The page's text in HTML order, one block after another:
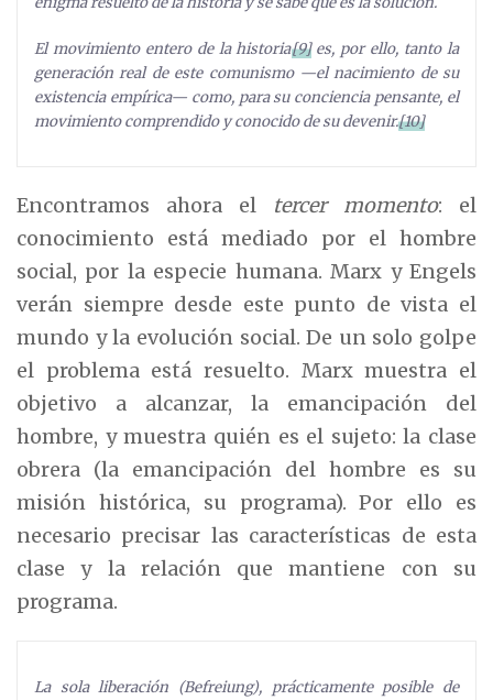
El movimiento entero de la historia[9]es, por ello, tanto la
generación real de este comunismo —el nacimiento de su
existencia empírica— como, para su conciencia pensante, el
movimiento comprendido y conocido de su devenir.[10]
Encontramos ahora el tercer momento: el
conocimiento está mediado por el hombre
social, por la especie humana. Marx y Engels
verán siempre desde este punto de vista el
mundo y la evolución social. De un solo golpe
el problema está resuelto. Marx muestra el
objetivo a alcanzar, la emancipación del
hombre, y muestra quién es el sujeto: la clase
obrera (la emancipación del hombre es su
misión histórica, su programa). Por ello es
necesario precisar las características de esta
clase y la relación que mantiene con su
programa.
La sola liberación (Befreiung), prácticamente posible de